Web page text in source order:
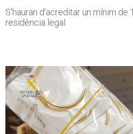
S'hauran d'acreditar un mínim de
residència legal